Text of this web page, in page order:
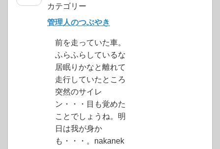
カテゴリー
管理人のつぶやき
前を走っていた車。
ふらふらしているな
居眠りかなと離れて
走行していたところ
突然のサイレ
ン・・・目も覚めた
ことでしょうね。明
日は我が身か
も・・・。nakanek